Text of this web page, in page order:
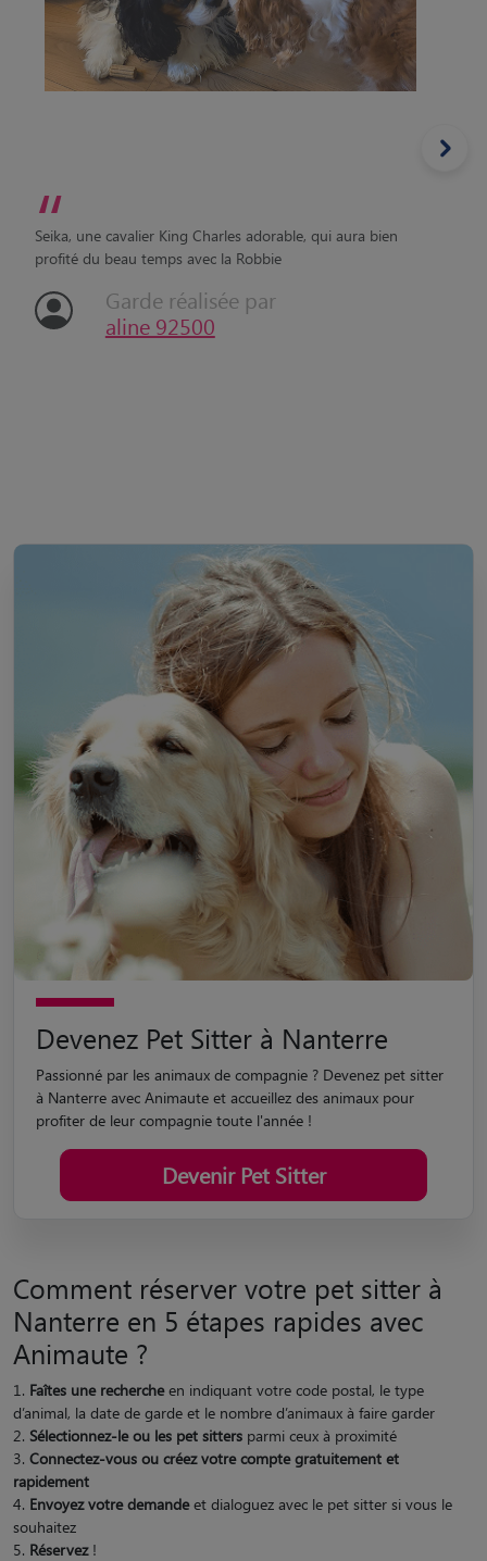
“
Seika, une cavalier King Charles adorable, qui aura bien
profité du beau temps avec la Robbie
Garde réalisée par
aline 92500
Devenez Pet Sitter à Nanterre
Passionné par les animaux de compagnie ? Devenez pet sitter
à Nanterre avec Animaute et accueillez des animaux pour
profiter de leur compagnie toute l'année !
Devenir Pet Sitter
Comment réserver votre pet sitter à
Nanterre en 5 étapes rapides avec
Animaute ?
Faîtes une rechercheen indiquant votre code postal, le type
d’animal, la date de garde et le nombre d’animaux à faire garder
Sélectionnez-le ou les pet sitters parmi ceux à proximité
Connectez-vous ou créez votre compte gratuitement et
rapidement
Envoyez votre demandeet dialoguez avec le pet sitter si vous le
souhaitez
Réservez !